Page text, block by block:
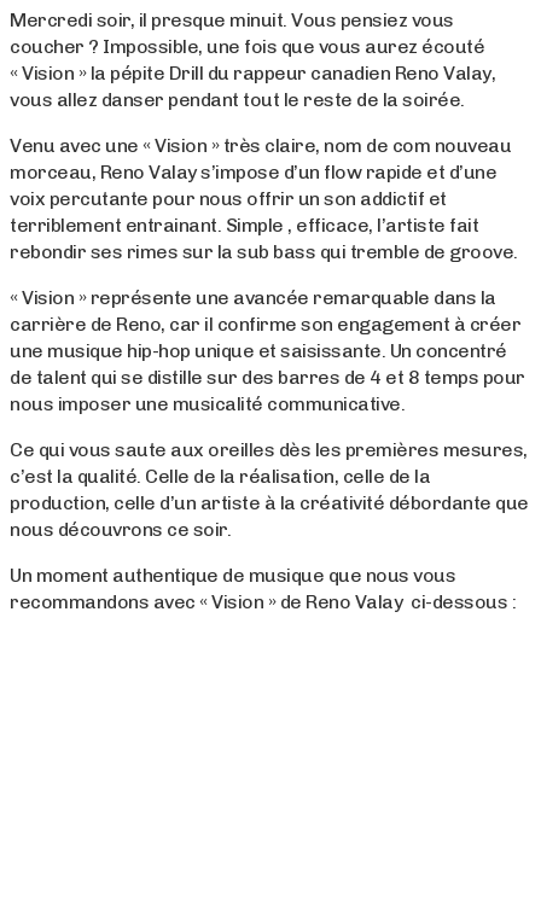
Mercredi soir, il presque minuit. Vous pensiez vous
coucher ? Impossible, une fois que vous aurez écouté
« Vision » la pépite Drill du rappeur canadien Reno Valay,
vous allez danser pendant tout le reste de la soirée.
Venu avec une « Vision » très claire, nom de com nouveau
morceau, Reno Valay s’impose d’un flow rapide et d’une
voix percutante pour nous offrir un son addictif et
terriblement entrainant. Simple , efficace, l’artiste fait
rebondir ses rimes sur la sub bass qui tremble de groove.
« Vision » représente une avancée remarquable dans la
carrière de Reno, car il confirme son engagement à créer
une musique hip-hop unique et saisissante. Un concentré
de talent qui se distille sur des barres de 4 et 8 temps pour
nous imposer une musicalité communicative.
Ce qui vous saute aux oreilles dès les premières mesures,
c’est la qualité. Celle de la réalisation, celle de la
production, celle d’un artiste à la créativité débordante que
nous découvrons ce soir.
Un moment authentique de musique que nous vous
recommandons avec « Vision » de Reno Valay ci-dessous :